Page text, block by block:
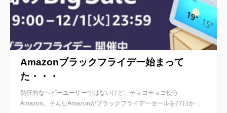
Amazonブラックフライデー始まって
た・・・
熱狂的なヘビーユーザーではないけど、チョコチョコ使う
Amazon。そんなAmazonがブラックフライデーセールを27日か ...